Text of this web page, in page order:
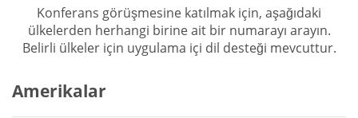
Konferans görüşmesine katılmak için, aşağıdaki
ülkelerden herhangi birine ait bir numarayı arayın.
Belirli ülkeler için uygulama içi dil desteği mevcuttur.
Amerikalar